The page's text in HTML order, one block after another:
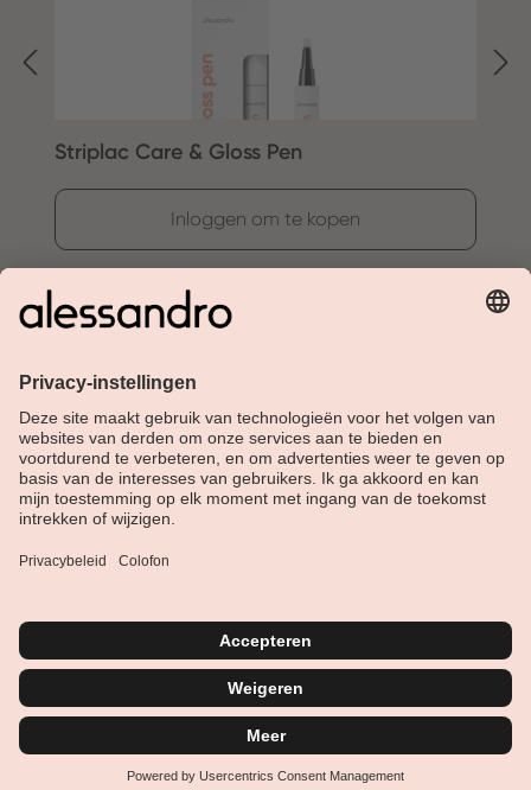
Striplac Care & Gloss Pen
Inloggen om te kopen
Over Alessandro
Shop
Nederlands